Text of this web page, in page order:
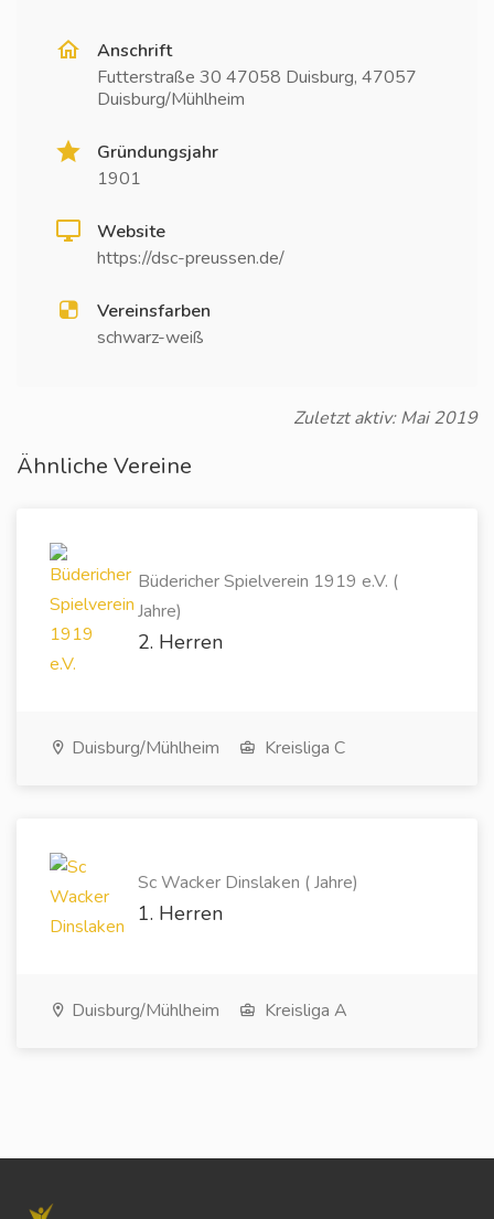
Anschrift
Futterstraße 30 47058 Duisburg, 47057
Duisburg/Mühlheim
Gründungsjahr
1901
Website
https://dsc-preussen.de/
Vereinsfarben
schwarz-weiß
Zuletzt aktiv: Mai 2019
Ähnliche Vereine
Büdericher Spielverein 1919 e.V. (
Jahre)
2. Herren
Duisburg/Mühlheim Kreisliga C
Sc Wacker Dinslaken ( Jahre)
1. Herren
Duisburg/Mühlheim Kreisliga A